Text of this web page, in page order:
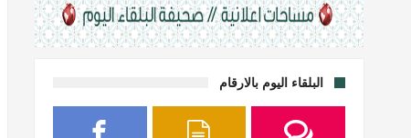
البلقاء اليوم بالارقام